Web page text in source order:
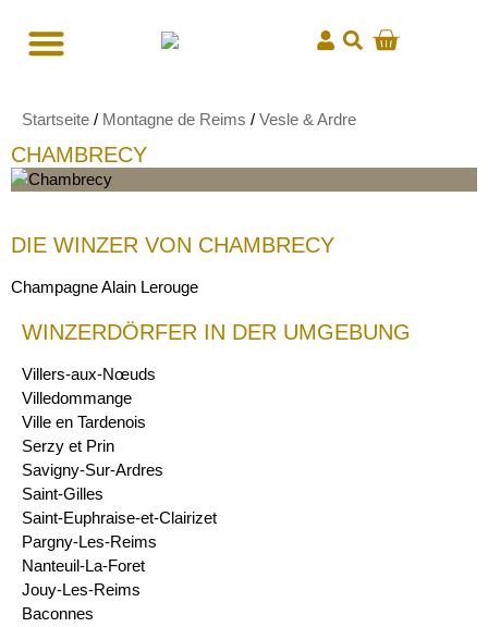
Startseite / Montagne de Reims / Vesle & Ardre
CHAMBRECY
DIE WINZER VON CHAMBRECY
Champagne Alain Lerouge
WINZERDÖRFER IN DER UMGEBUNG
Villers-aux-Nœuds
Villedommange
Ville en Tardenois
Serzy et Prin
Savigny-Sur-Ardres
Saint-Gilles
Saint-Euphraise-et-Clairizet
Pargny-Les-Reims
Nanteuil-La-Foret
Jouy-Les-Reims
Baconnes